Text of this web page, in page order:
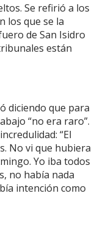
Se refirió a los
los que se la
de San Isidro
están
diciendo que para
“no era raro”.
“El
No vi que hubiera
Yo iba todos
no había nada
intención como